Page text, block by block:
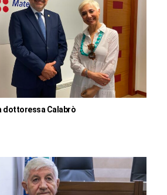
dottoressa Calabrò